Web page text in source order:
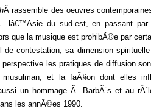
Ârassemble des oeuvres
lâ€™Asie du sud-est, en passant
que la musique est prohibÃ©e par
de contestation, sa dimension
les pratiques de diffusion
et la faÃ§on dont elles
un hommage Ã BarbÃ¨s et au
les annÃ©es 1990.